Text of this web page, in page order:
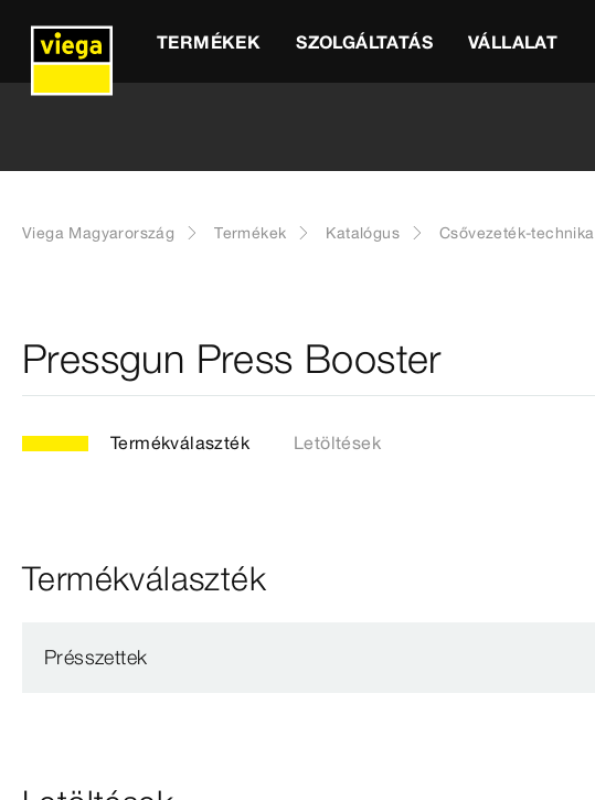
TERMÉKEK SZOLGÁLTATÁS VÁLLALAT
Viega Magyarország Termékek Katalógus Csővezeték-technika
Pressgun Press Booster
Termékválaszték Letöltések
Termékválaszték
Présszettek